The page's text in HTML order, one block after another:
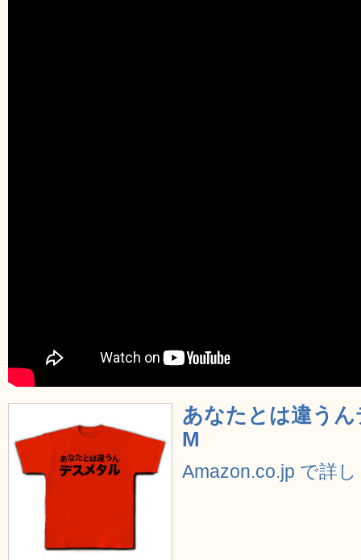
あなたとは違う
M
Amazon.co.jp で詳